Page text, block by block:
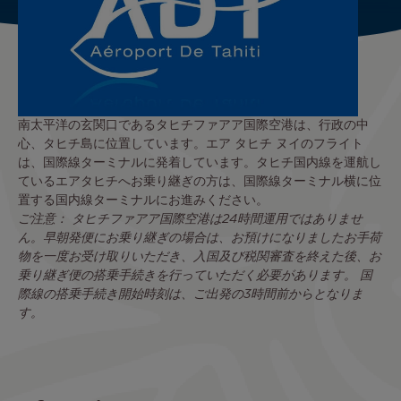
南太平洋の玄関口であるタヒチファアア国際空港は、行政の中
心、タヒチ島に位置しています。エア タヒチ ヌイのフライト
は、国際線ターミナルに発着しています。タヒチ国内線を運航し
ているエアタヒチへお乗り継ぎの方は、国際線ターミナル横に位
置する国内線ターミナルにお進みください。
ご注意： タヒチファアア国際空港は24時間運用ではありませ
ん。早朝発便にお乗り継ぎの場合は、お預けになりましたお手荷
物を一度お受け取りいただき、入国及び税関審査を終えた後、お
乗り継ぎ便の搭乗手続きを行っていただく必要があります。 国
際線の搭乗手続き開始時刻は、ご出発の3時間前からとなりま
す。